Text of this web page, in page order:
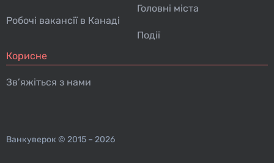
Робочі вакансії в Канаді
Головні міста
Події
Корисне
Зв’яжіться з нами
Ванкуверок © 2015 – 2026